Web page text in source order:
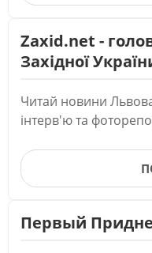
Zaxid.net -
Західної
Читай новини
інтерв'ю та
Первый